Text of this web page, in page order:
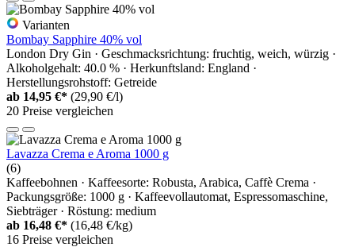
Varianten
Bombay Sapphire 40% vol
London Dry Gin · Geschmacksrichtung: fruchtig, weich, würzig ·
Alkoholgehalt: 40.0 % · Herkunftsland: England ·
Herstellungsrohstoff: Getreide
ab 14,95 €* (29,90 €/l)
20 Preise vergleichen
Lavazza Crema e Aroma 1000 g
(6)
Kaffeebohnen · Kaffeesorte: Robusta, Arabica, Caffè Crema ·
Packungsgröße: 1000 g · Kaffeevollautomat, Espressomaschine,
Siebträger · Röstung: medium
ab 16,48 €* (16,48 €/kg)
16 Preise vergleichen